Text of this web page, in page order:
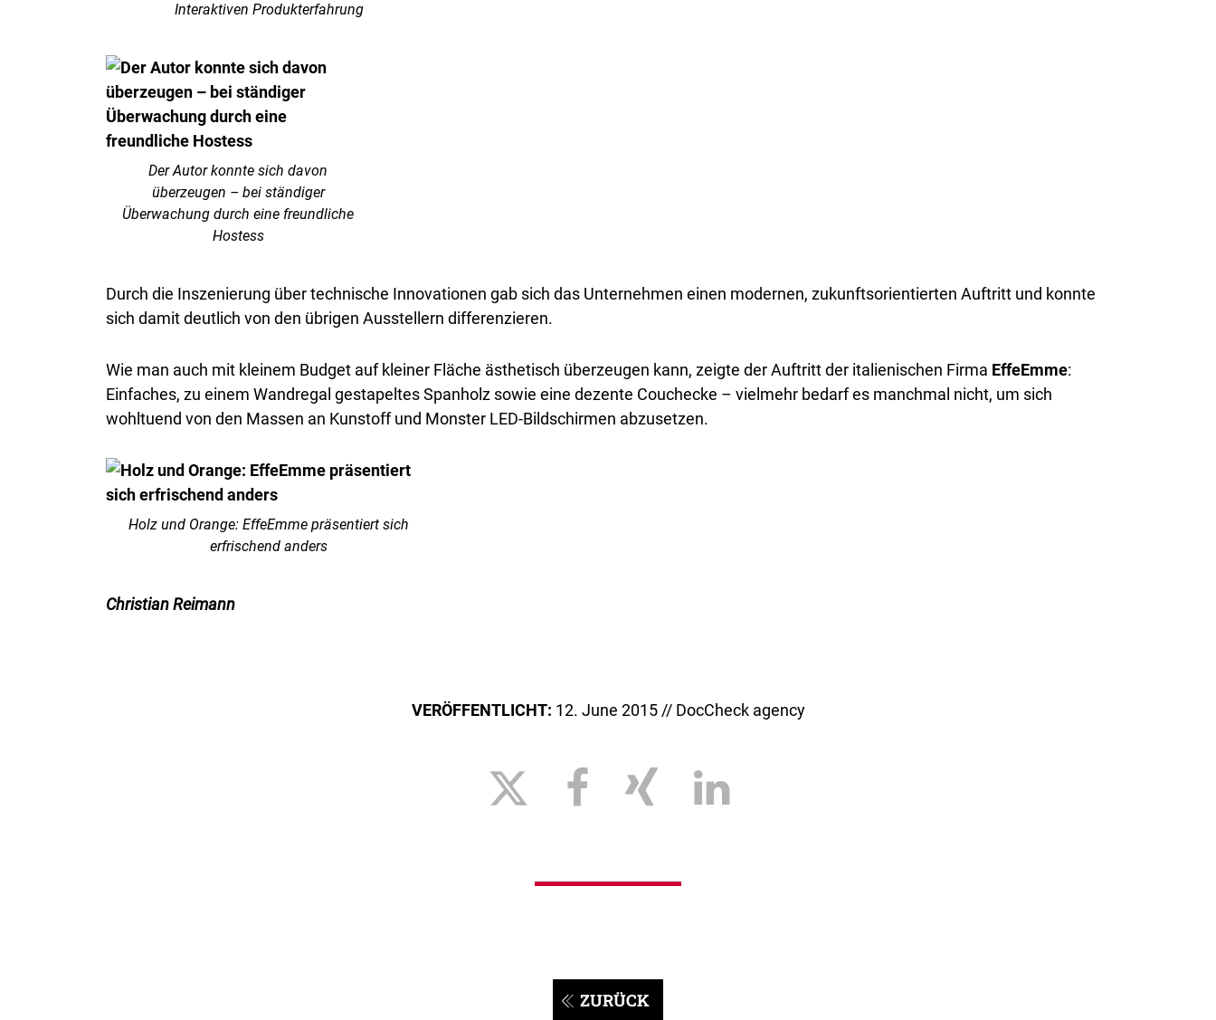
Interaktiven Produkterfahrung
Der Autor konnte sich davon
überzeugen – bei ständiger
Überwachung durch eine freundliche
Hostess
Durch die Inszenierung über technische Innovationen gab sich das Unternehmen einen modernen, zukunftsorientierten Auftritt und konnte
sich damit deutlich von den übrigen Ausstellern differenzieren.
Wie man auch mit kleinem Budget auf kleiner Fläche ästhetisch überzeugen kann, zeigte der Auftritt der italienischen Firma EffeEmme:
Einfaches, zu einem Wandregal gestapeltes Spanholz sowie eine dezente Couchecke – vielmehr bedarf es manchmal nicht, um sich
wohltuend von den Massen an Kunstoff und Monster LED-Bildschirmen abzusetzen.
Holz und Orange: EffeEmme präsentiert sich
erfrischend anders
Christian Reimann
VERÖFFENTLICHT: 12. June 2015 // DocCheck agency
ZURÜCK